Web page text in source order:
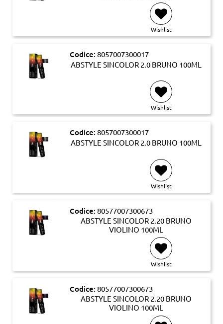
Wishlist
Codice: 8057007300017
ABSTYLE SINCOLOR 2.0 BRUNO 100ML
Wishlist
Codice: 8057007300017
ABSTYLE SINCOLOR 2.0 BRUNO 100ML
Wishlist
Codice: 80577007300673
ABSTYLE SINCOLOR 2.20 BRUNO
VIOLINO 100ML
Wishlist
Codice: 80577007300673
ABSTYLE SINCOLOR 2.20 BRUNO
VIOLINO 100ML